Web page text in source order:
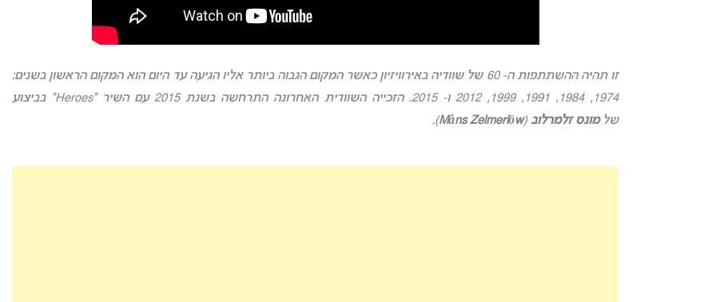
זו תהיה ההשתתפות ה- 60 של שוודיה באירוויזיון כאשר המקום הגבוה ביותר אליו הגיעה עד היום הוא המקום הראשון בשנים:
1974, 1984, 1991, 1999, 2012 ו- 2015. הזכייה השוודית האחרונה התרחשה בשנת 2015 עם השיר “
Heroes” בביצוע
שלמונס זלמרלוב (
Måns Zelmerlöw
).